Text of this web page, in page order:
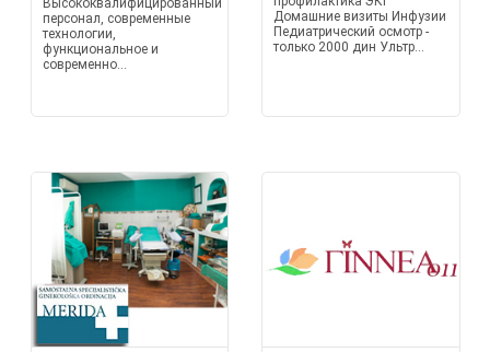
Высококвалифицированный
персонал, современные
технологии,
функциональное и
современно...
Домашние визиты Инфузии
Педиатрический осмотр -
только 2000 дин Ультр...